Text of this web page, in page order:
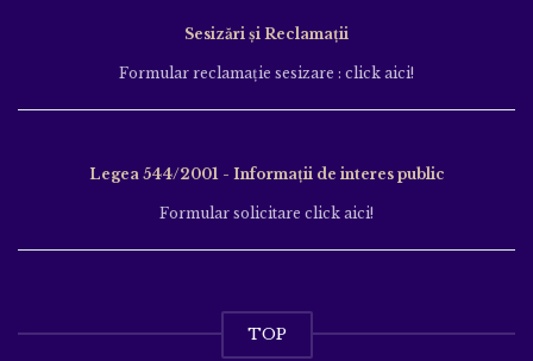
Sesizări și Reclamații
Formular reclamație sesizare : click aici!
Legea 544/2001 - Informații de interes public
Formular solicitare click aici!
TOP